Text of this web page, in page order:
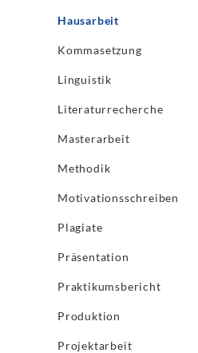
Hausarbeit
Kommasetzung
Linguistik
Literaturrecherche
Masterarbeit
Methodik
Motivationsschreiben
Plagiate
Präsentation
Praktikumsbericht
Produktion
Projektarbeit